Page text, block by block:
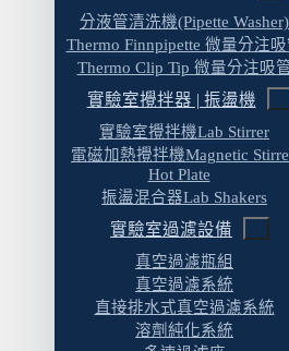
分液管清洗機(Pipette Washer)
Thermo Finnpipette 微量分注
Thermo Clip Tip 微量分注吸
實驗室攪拌器 | 振盪機
實驗室攪拌機Lab Stirrer
電磁加熱攪拌機Magnetic
Hot Plate
振盪混合器Lab Shakers
實驗室過濾設備
真空過濾瓶組
真空過濾系統
直接排水式真空過濾系統
溶劑純化系統
七、UV-Vis 分光光度
Q1:教學機跟研究
Q2:UV-Vis 的雜散
Q3:單光束跟雙光束
Q4:UV-Vis 需要溫
Q5:藥典驗證需要哪
Q6:UV-Vis 的預算
Q7:採購 UV-Vis 該
給準備採購 UV-Vis
圍、價格友善
常規 QC 定量(藥物含
→ 中等規格,雜散光跟
或精密定量建議雙光束
研究級(酵素動力學、
描、高吸光度樣品) →
低雜散光是重點
法規驗證場域(GMP /
體上加上 21 CFR
證標準品與資料完整